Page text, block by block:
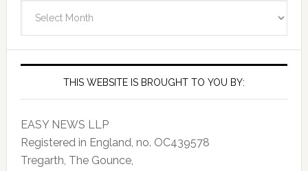
THIS WEBSITE IS BROUGHT TO YOU BY:
EASY NEWS LLP
Registered in England, no. OC439578
Tregarth, The Gounce,